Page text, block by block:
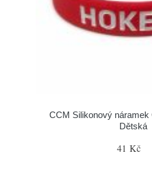
CCM Silikonový náramek
Dětská
41 Kč